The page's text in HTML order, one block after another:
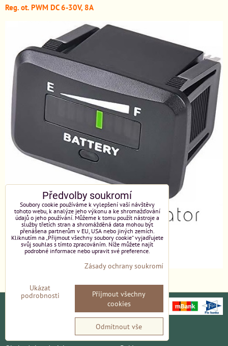
Reg. ot. PWM DC 6-30V, 8A
Platební údaje
Předvolby soukromí
Soubory cookie používáme k vylepšení vaší návštěvy
tohoto webu, k analýze jeho výkonu a ke shromažďování
údajů o jeho používání. Můžeme k tomu použít nástroje a
služby třetích stran a shromážděná data mohou být
přenášena partnerům v EU, USA nebo jiných zemích.
Kliknutím na „Přijmout všechny soubory cookie“ vyjadřujete
svůj souhlas s tímto zpracováním. Níže můžete najít
podrobné informace nebo upravit své preference.
Zásady ochrany soukromí
Ukázat
podrobnosti
Přijmout všechny
cookies
Odmítnout vše